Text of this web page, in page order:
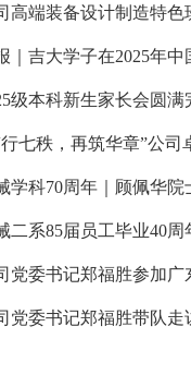
高端装备设计制造特色
｜吉大学子在2025年
级本科新生家长会圆满
七秩，再筑华章”公司
学科70周年｜顾佩华
二系85届员工毕业40
党委书记郑福胜参加
党委书记郑福胜带队走